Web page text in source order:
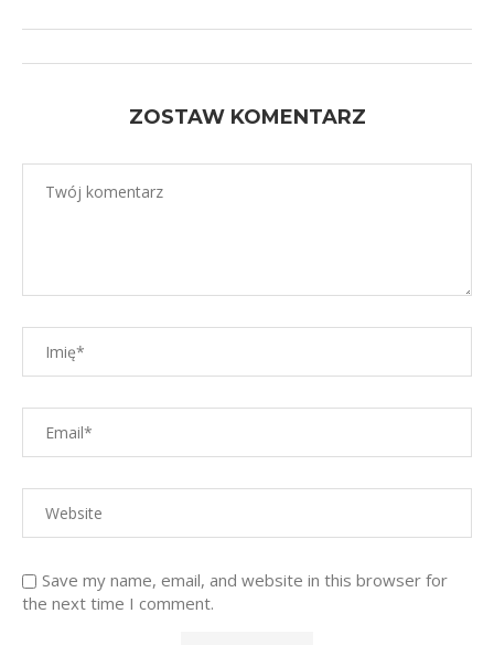
ZOSTAW KOMENTARZ
Save my name, email, and website in this browser for
the next time I comment.